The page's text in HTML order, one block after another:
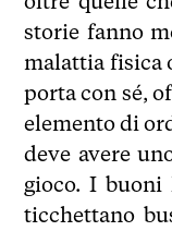
storie fanno
malattia fisica
porta con sé,
elemento di
deve avere
gioco. I buoni
ticchettano